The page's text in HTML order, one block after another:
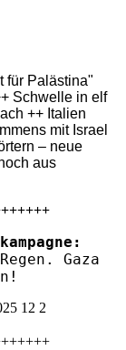
für Palästina"
Schwelle in elf
++ Italien
mit Israel
– neue
aus
Gaza